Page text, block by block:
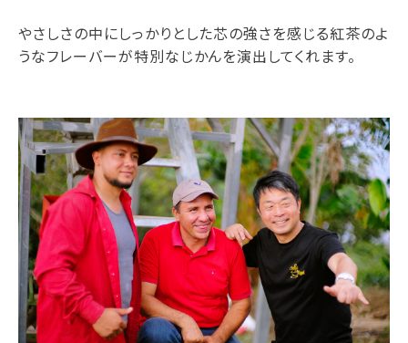
やさしさの中にしっかりとした芯の強さを感じる紅茶のよ
うなフレーバーが特別なじかんを演出してくれます。